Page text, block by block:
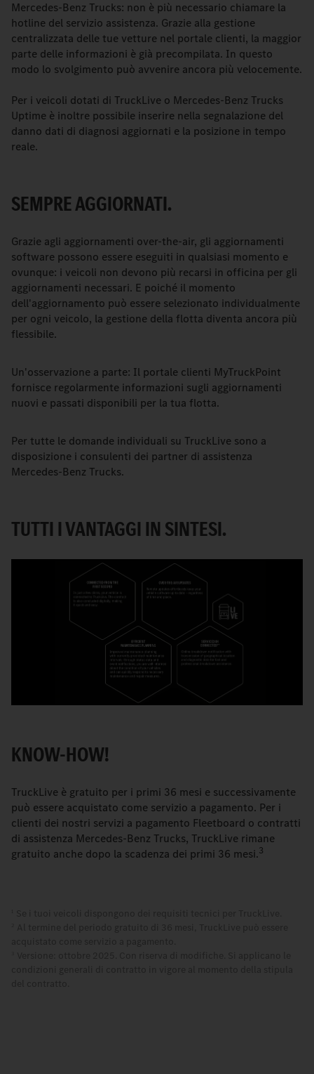
Mercedes‑Benz Trucks: non è più necessario chiamare la
hotline del servizio assistenza. Grazie alla gestione
centralizzata delle tue vetture nel portale clienti, la maggior
parte delle informazioni è già precompilata. In questo
modo lo svolgimento può avvenire ancora più velocemente.
Per i veicoli dotati di TruckLive o Mercedes-Benz Trucks
Uptime è inoltre possibile inserire nella segnalazione del
danno dati di diagnosi aggiornati e la posizione in tempo
reale.
SEMPRE AGGIORNATI.
Grazie agli aggiornamenti over-the-air, gli aggiornamenti
software possono essere eseguiti in qualsiasi momento e
ovunque: i veicoli non devono più recarsi in officina per gli
aggiornamenti necessari. E poiché il momento
dell'aggiornamento può essere selezionato individualmente
per ogni veicolo, la gestione della flotta diventa ancora più
flessibile.
Un'osservazione a parte: Il portale clienti MyTruckPoint
fornisce regolarmente informazioni sugli aggiornamenti
nuovi e passati disponibili per la tua flotta.
Per tutte le domande individuali su TruckLive sono a
disposizione i consulenti dei partner di assistenza
Mercedes-Benz Trucks.
TUTTI I VANTAGGI IN SINTESI.
KNOW-HOW!
TruckLive è gratuito per i primi 36 mesi e successivamente
può essere acquistato come servizio a pagamento. Per i
clienti dei nostri servizi a pagamento Fleetboard o contratti
di assistenza Mercedes‑Benz Trucks, TruckLive rimane
gratuito anche dopo la scadenza dei primi 36 mesi.3